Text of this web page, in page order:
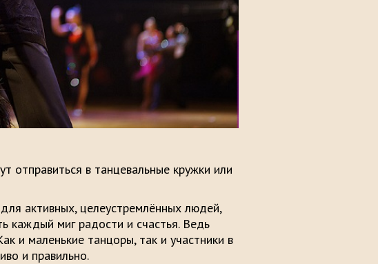
отправиться в танцевальные кружки или
активных, целеустремлённых людей,
каждый миг радости и счастья. Ведь
и маленькие танцоры, так и участники в
и правильно.